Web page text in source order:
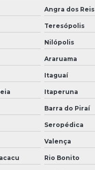
pontes rolantes
para ponte rolante
ponte rolante
de ponte rolante em sc
em pontes rolantes
em talhas
Angra dos Reis
Teresópolis
Nilópolis
Araruama
Itaguaí
Itaperuna
Barra do Piraí
Seropédica
Valença
Rio Bonito